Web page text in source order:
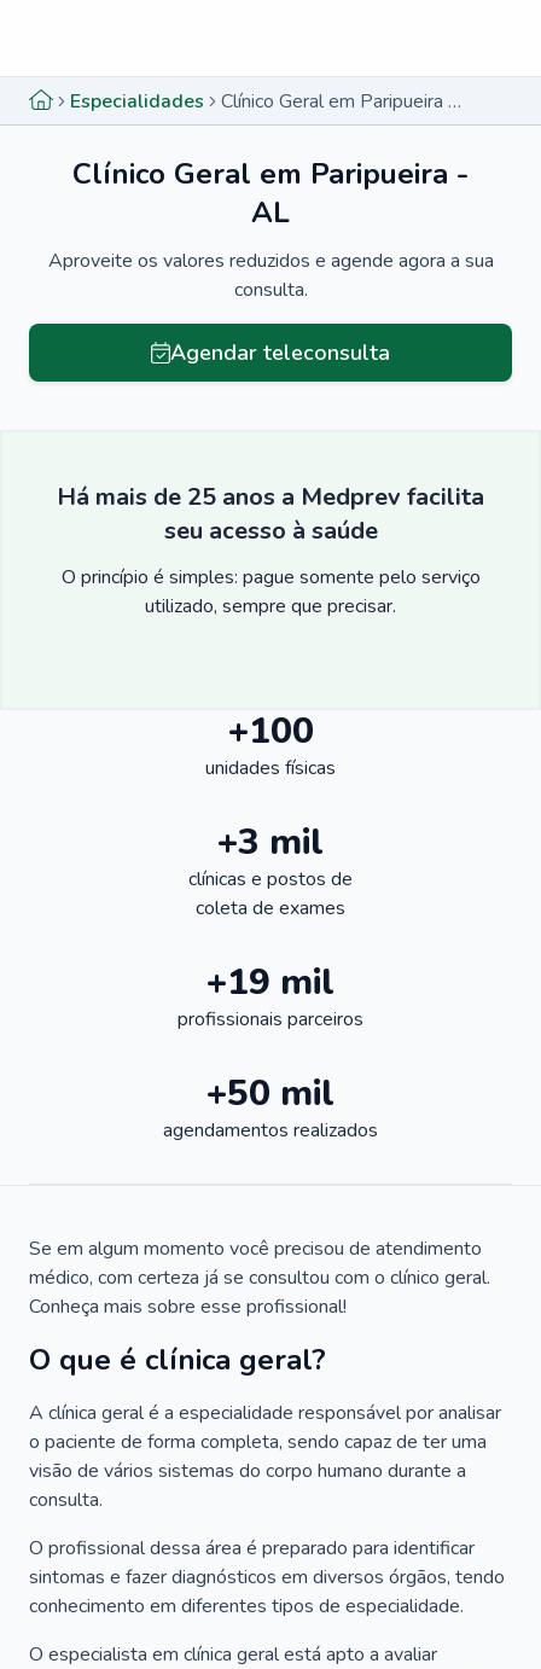
Especialidades Clínico Geral em Paripueira - AL
Clínico Geral em Paripueira -
AL
Aproveite os valores reduzidos e agende agora a sua
consulta.
Agendar teleconsulta
Há mais de 25 anos a Medprev facilita
seu acesso à saúde
O princípio é simples: pague somente pelo serviço
utilizado, sempre que precisar.
+100
unidades físicas
+3 mil
clínicas e postos de
coleta de exames
+19 mil
profissionais parceiros
+50 mil
agendamentos realizados
Se em algum momento você precisou de atendimento
médico, com certeza já se consultou com o clínico geral.
Conheça mais sobre esse profissional!
O que é clínica geral?
A clínica geral é a especialidade responsável por analisar
o paciente de forma completa, sendo capaz de ter uma
visão de vários sistemas do corpo humano durante a
consulta.
O profissional dessa área é preparado para identificar
sintomas e fazer diagnósticos em diversos órgãos, tendo
conhecimento em diferentes tipos de especialidade.
O especialista em clínica geral está apto a avaliar